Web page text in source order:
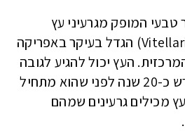
טבעי המופק מגרעיני עץ
השיאה (Vitellaria paradoxa) הגדל בעיקר באפריקה
העץ יכול להגיע לגובה
של עד 15 מטרים ונדרש כ-20 שנה לפני שהוא מתחיל
מכילים גרעינים שמהם